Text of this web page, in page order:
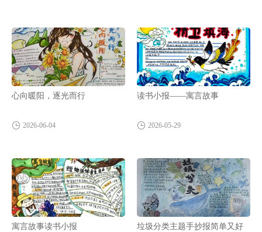
心向暖阳，逐光而行
2026-06-04
读书小报——寓言故事
2026-05-29
寓言故事读书小报
垃圾分类主题手抄报简单又好